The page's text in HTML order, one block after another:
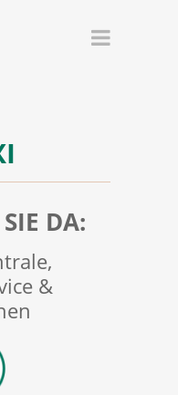
DA:
&